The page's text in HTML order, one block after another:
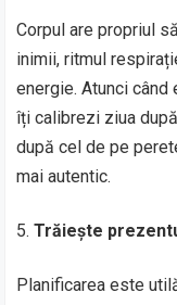
Corpul are propriul
inimii, ritmul
energie. Atunci
îți calibrezi ziua
după cel de pe
mai autentic.
Trăiește
Planificarea este